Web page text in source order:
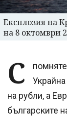
Експлозия на
на 8 октомври
С
на рубли, а
българските